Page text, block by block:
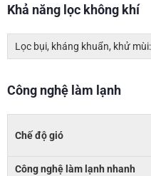
Khả năng lọc không khí
Lọc bụi, kháng khuẩn, khử mùi:
Công nghệ làm lạnh
Chế độ gió
Công nghệ làm lạnh nhanh